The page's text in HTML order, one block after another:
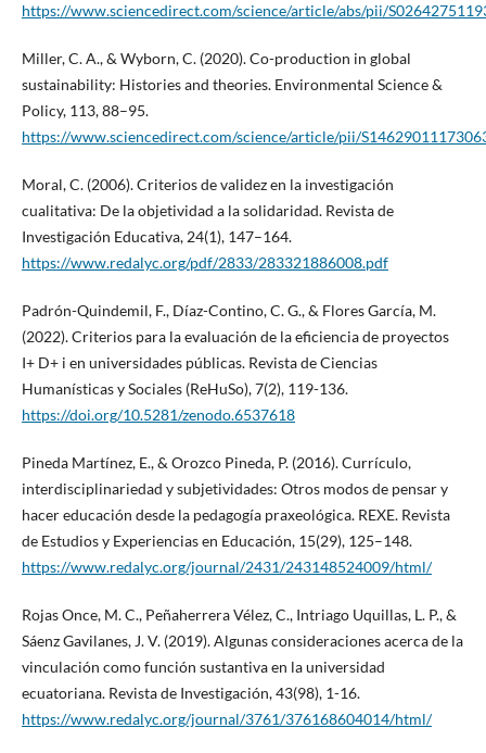
https://www.sciencedirect.com/science/article/abs/pii/
Miller, C. A., & Wyborn, C. (2020). Co-production in global
sustainability: Histories and theories. Environmental Science &
Policy, 113, 88–95.
https://www.sciencedirect.com/science/article/pii/
Moral, C. (2006). Criterios de validez en la investigación
cualitativa: De la objetividad a la solidaridad. Revista de
Investigación Educativa, 24(1), 147–164.
https://www.redalyc.org/pdf/2833/283321886008.pdf
Padrón-Quindemil, F., Díaz-Contino, C. G., & Flores García, M.
(2022). Criterios para la evaluación de la eficiencia de proyectos
I+ D+ i en universidades públicas. Revista de Ciencias
Humanísticas y Sociales (ReHuSo), 7(2), 119-136.
https://doi.org/10.5281/zenodo.6537618
Pineda Martínez, E., & Orozco Pineda, P. (2016). Currículo,
interdisciplinariedad y subjetividades: Otros modos de pensar y
hacer educación desde la pedagogía praxeológica. REXE. Revista
de Estudios y Experiencias en Educación, 15(29), 125–148.
https://www.redalyc.org/journal/2431/243148524009/html/
Rojas Once, M. C., Peñaherrera Vélez, C., Intriago Uquillas, L. P., &
Sáenz Gavilanes, J. V. (2019). Algunas consideraciones acerca de la
vinculación como función sustantiva en la universidad
ecuatoriana. Revista de Investigación, 43(98), 1-16.
https://www.redalyc.org/journal/3761/376168604014/html/